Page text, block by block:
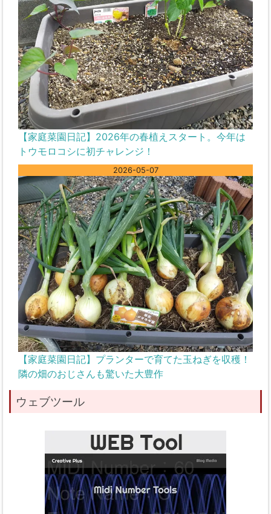
【家庭菜園日記】2026年の春植えスタート。今年は
トウモロコシに初チャレンジ！
2026-05-07
【家庭菜園日記】プランターで育てた玉ねぎを収穫！
隣の畑のおじさんも驚いた大豊作
ウェブツール